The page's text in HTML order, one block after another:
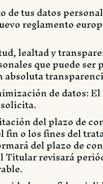
de tus datos
reglamento
lealtad y
que puede
absoluta
de datos:
del plazo de
fin o los fines del
del plazo de
Titular revisará